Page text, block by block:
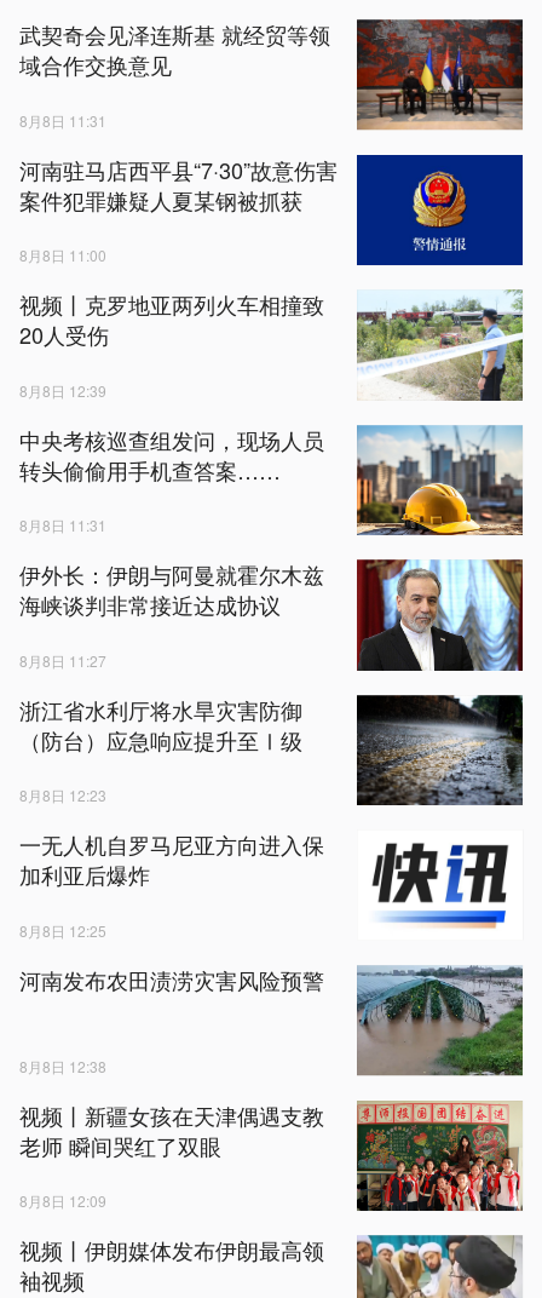
武契奇会见泽连斯基 就经贸等领
域合作交换意见
8月8日 11:31
河南驻马店西平县“7·30”故意伤害
案件犯罪嫌疑人夏某钢被抓获
8月8日 11:00
视频丨克罗地亚两列火车相撞致
20人受伤
8月8日 12:39
中央考核巡查组发问，现场人员
转头偷偷用手机查答案……
8月8日 11:31
伊外长：伊朗与阿曼就霍尔木兹
海峡谈判非常接近达成协议
8月8日 11:27
浙江省水利厅将水旱灾害防御
（防台）应急响应提升至Ⅰ级
8月8日 12:23
一无人机自罗马尼亚方向进入保
加利亚后爆炸
8月8日 12:25
河南发布农田渍涝灾害风险预警
8月8日 12:38
视频丨新疆女孩在天津偶遇支教
老师 瞬间哭红了双眼
8月8日 12:09
视频丨伊朗媒体发布伊朗最高领
袖视频